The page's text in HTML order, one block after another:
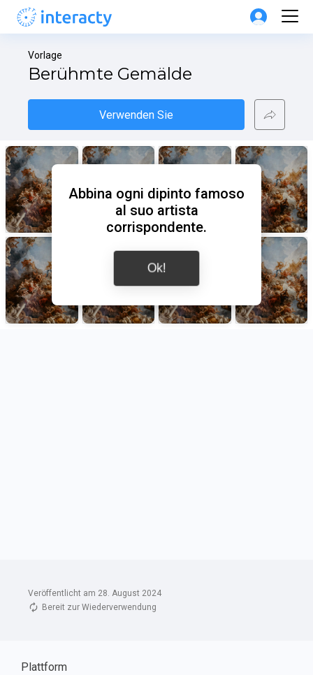
Veröffentlicht am 28. August 2024
Bereit zur Wiederverwendung
Vorlage
Berühmte Gemälde
Verwenden Sie
Plattform